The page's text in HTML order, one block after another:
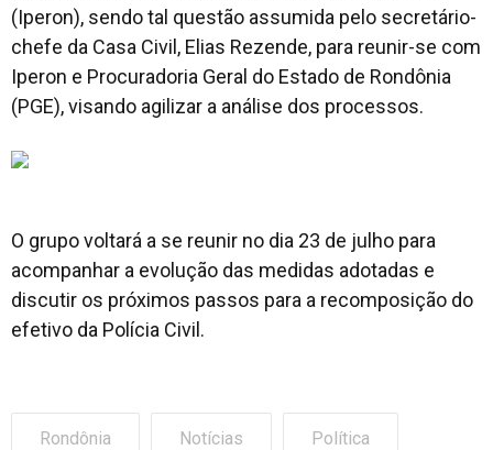
(Iperon), sendo tal questão assumida pelo secretário-
chefe da Casa Civil, Elias Rezende, para reunir-se com
Iperon e Procuradoria Geral do Estado de Rondônia
(PGE), visando agilizar a análise dos processos.
O grupo voltará a se reunir no dia 23 de julho para
acompanhar a evolução das medidas adotadas e
discutir os próximos passos para a recomposição do
efetivo da Polícia Civil.
Rondônia Notícias Política